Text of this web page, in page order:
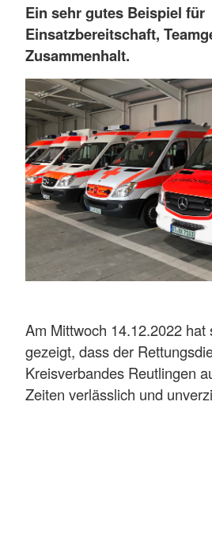
Ein sehr gutes Beispiel für
Einsatzbereitschaft,
Zusammenhalt.
Am Mittwoch 14.12.2022 hat
gezeigt, dass der
Kreisverbandes Reutlingen
Zeiten verlässlich und